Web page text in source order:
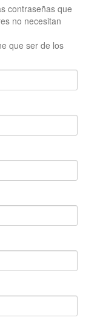
contraseñas que
no necesitan
que ser de los